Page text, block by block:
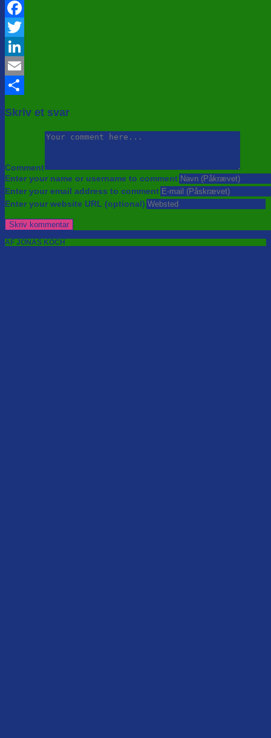
Facebook
Twitter
LinkedIn
Email
Skriv et svar
Comment
Enter your name or username to comment
Enter your email address to comment
Enter your website URL (optional)
AF JONAS KOCH